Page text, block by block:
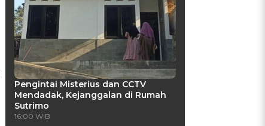
Pengintai Misterius dan CCTV
Mendadak, Kejanggalan di Rumah
Sutrimo
16:00 WIB